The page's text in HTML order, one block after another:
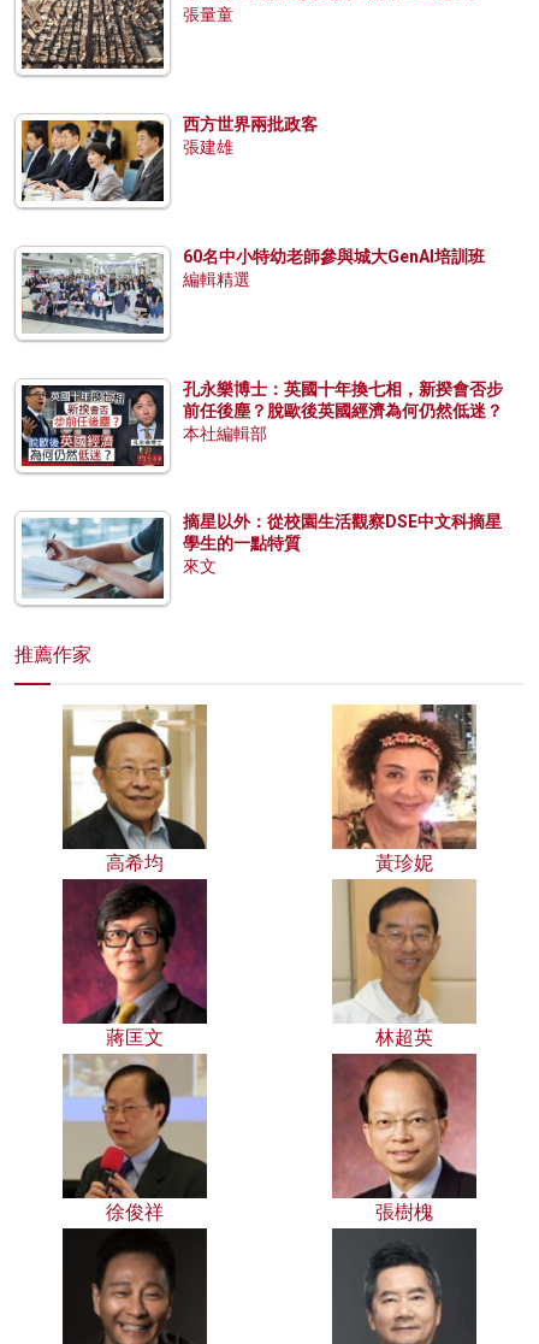
張量童
西方世界兩批政客
張建雄
60名中小特幼老師參與城大GenAI培訓班
編輯精選
孔永樂博士：英國十年換七相，新揆會否步
前任後塵？脫歐後英國經濟為何仍然低迷？
本社編輯部
摘星以外：從校園生活觀察DSE中文科摘星
學生的一點特質
來文
推薦作家
高希均 黃珍妮
蔣匡文 林超英
徐俊祥 張樹槐